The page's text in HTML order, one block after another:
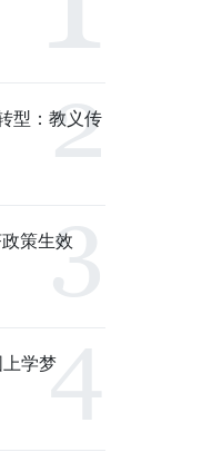
型：教义传
策生效
学梦